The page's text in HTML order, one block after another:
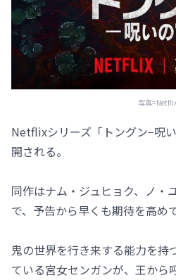
写真
Netflixシリーズ「トングン−呪
開される。
同作はナム・ジュヒョク、ノ・
で、予告から早くも期待を高め
鬼の世界を行き来する能力を持
ている宮女センガンが、王から